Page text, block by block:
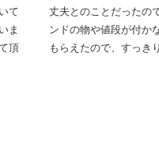
て
ま
頂
丈夫とのことだったの
ンドの物や値段が付か
もらえたので、すっき